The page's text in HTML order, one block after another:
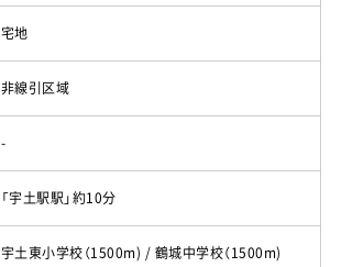
宅地
非線引区域
-
「宇土駅駅」約10分
宇土東小学校（1500m) / 鶴城中学校（1500m)